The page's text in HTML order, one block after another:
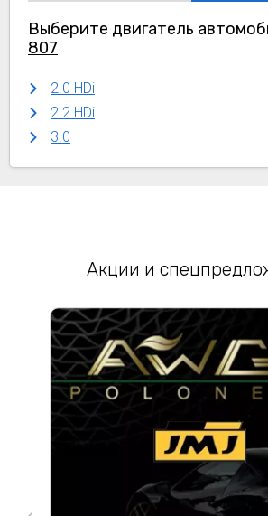
Выберите двигатель
807
2.0 HDi
2.2 HDi
3.0
Акции и